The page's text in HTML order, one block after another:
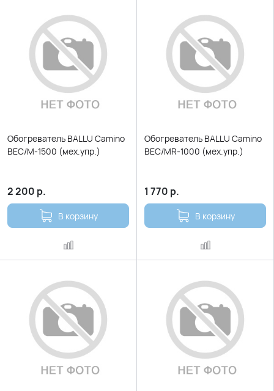
Обогреватель BALLU Camino
BEC/M-1500 (мех.упр.)
2 200 р.
В корзину
Обогреватель BALLU Camino
BEC/MR-1000 (мех.упр.)
1 770 р.
В корзину